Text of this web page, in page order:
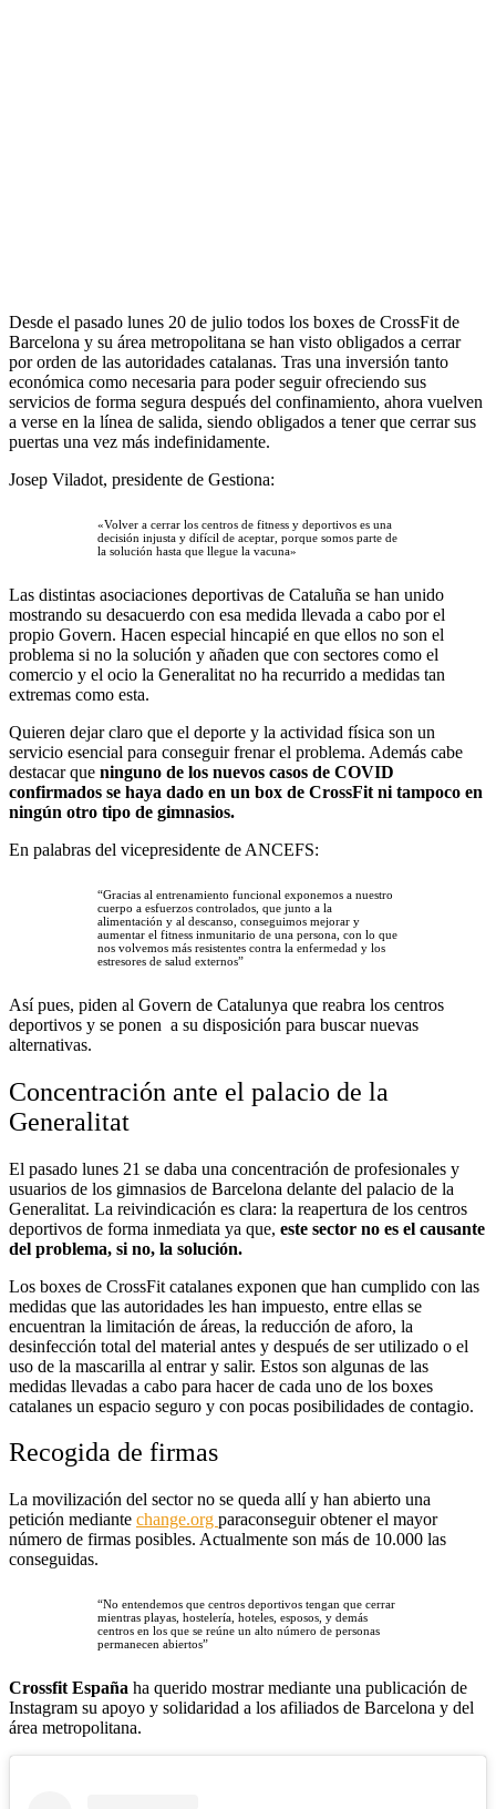
Desde el pasado lunes 20 de julio todos los boxes de CrossFit de
Barcelona y su área metropolitana se han visto obligados a cerrar
por orden de las autoridades catalanas. Tras una inversión tanto
económica como necesaria para poder seguir ofreciendo sus
servicios de forma segura después del confinamiento, ahora vuelven
a verse en la línea de salida, siendo obligados a tener que cerrar sus
puertas una vez más indefinidamente.
Josep Viladot, presidente de Gestiona:
«Volver a cerrar los centros de fitness y deportivos es una
decisión injusta y difícil de aceptar, porque somos parte de
la solución hasta que llegue la vacuna»
Las distintas asociaciones deportivas de Cataluña se han unido
mostrando su desacuerdo con esa medida llevada a cabo por el
propio Govern. Hacen especial hincapié en que ellos no son el
problema si no la solución y añaden que con sectores como el
comercio y el ocio la Generalitat no ha recurrido a medidas tan
extremas como esta.
Quieren dejar claro que el deporte y la actividad física son un
servicio esencial para conseguir frenar el problema. Además cabe
destacar que ninguno de los nuevos casos de COVID
confirmados se haya dado en un box de CrossFit ni tampoco en
ningún otro tipo de gimnasios.
En palabras del vicepresidente de ANCEFS:
“Gracias al entrenamiento funcional exponemos a nuestro
cuerpo a esfuerzos controlados, que junto a la
alimentación y al descanso, conseguimos mejorar y
aumentar el fitness inmunitario de una persona, con lo que
nos volvemos más resistentes contra la enfermedad y los
estresores de salud externos”
Así pues, piden al Govern de Catalunya que reabra los centros
deportivos y se ponen a su disposición para buscar nuevas
alternativas.
Concentración ante el palacio de la
Generalitat
El pasado lunes 21 se daba una concentración de profesionales y
usuarios de los gimnasios de Barcelona delante del palacio de la
Generalitat. La reivindicación es clara: la reapertura de los centros
deportivos de forma inmediata ya que, este sector no es el causante
del problema, si no, la solución.
Los boxes de CrossFit catalanes exponen que han cumplido con las
medidas que las autoridades les han impuesto, entre ellas se
encuentran la limitación de áreas, la reducción de aforo, la
desinfección total del material antes y después de ser utilizado o el
uso de la mascarilla al entrar y salir. Estos son algunas de las
medidas llevadas a cabo para hacer de cada uno de los boxes
catalanes un espacio seguro y con pocas posibilidades de contagio.
Recogida de firmas
La movilización del sector no se queda allí y han abierto una
petición mediante change.org paraconseguir obtener el mayor
número de firmas posibles. Actualmente son más de 10.000 las
conseguidas.
“No entendemos que centros deportivos tengan que cerrar
mientras playas, hostelería, hoteles, esposos, y demás
centros en los que se reúne un alto número de personas
permanecen abiertos”
Crossfit España ha querido mostrar mediante una publicación de
Instagram su apoyo y solidaridad a los afiliados de Barcelona y del
área metropolitana.